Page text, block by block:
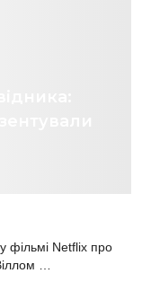
фільмі Netflix про
…